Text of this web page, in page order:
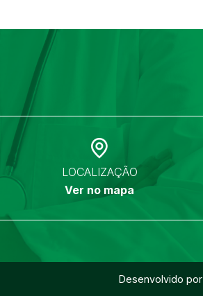
LOCALIZAÇÃO
Ver no mapa
Desenvolvido por